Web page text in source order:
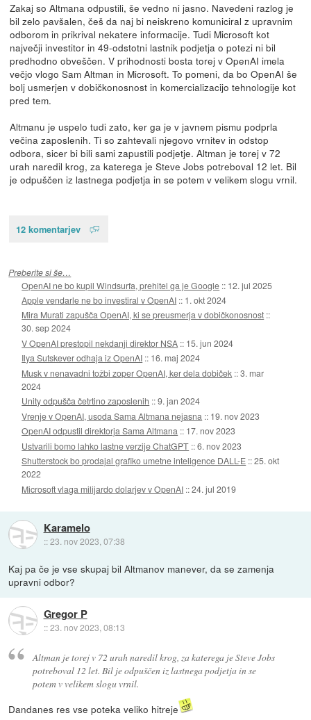
Zakaj so Altmana odpustili, še vedno ni jasno. Navedeni razlog je
bil zelo pavšalen, češ da naj bi neiskreno komuniciral z upravnim
odborom in prikrival nekatere informacije. Tudi Microsoft kot
največji investitor in 49-odstotni lastnik podjetja o potezi ni bil
predhodno obveščen. V prihodnosti bosta torej v OpenAI imela
večjo vlogo Sam Altman in Microsoft. To pomeni, da bo OpenAI še
bolj usmerjen v dobičkonosnost in komercializacijo tehnologije kot
pred tem.
Altmanu je uspelo tudi zato, ker ga je v javnem pismu podprla
večina zaposlenih. Ti so zahtevali njegovo vrnitev in odstop
odbora, sicer bi bili sami zapustili podjetje. Altman je torej v 72
urah naredil krog, za katerega je Steve Jobs potreboval 12 let. Bil
je odpuščen iz lastnega podjetja in se potem v velikem slogu vrnil.
12 komentarjev
Preberite si še…
OpenAI ne bo kupil Windsurfa, prehitel ga je Google :: 12. jul 2025
Apple vendarle ne bo investiral v OpenAI :: 1. okt 2024
Mira Murati zapušča OpenAI, ki se preusmerja v dobičkonosnost ::
30. sep 2024
V OpenAI prestopil nekdanji direktor NSA :: 15. jun 2024
Ilya Sutskever odhaja iz OpenAI :: 16. maj 2024
Musk v nenavadni tožbi zoper OpenAI, ker dela dobiček ::3. mar
2024
Unity odpušča četrtino zaposlenih ::9. jan 2024
Vrenje v OpenAI, usoda Sama Altmana nejasna :: 19. nov 2023
OpenAI odpustil direktorja Sama Altmana :: 17. nov 2023
Ustvarili bomo lahko lastne verzije ChatGPT ::6. nov 2023
Shutterstock bo prodajal grafiko umetne inteligence DALL-E ::25. okt
2022
Microsoft vlaga milijardo dolarjev v OpenAI ::24. jul 2019
Karamelo
::23. nov 2023, 07:38
Kaj pa če je vse skupaj bil Altmanov manever, da se zamenja
upravni odbor?
Gregor P
::23. nov 2023, 08:13
Altman je torej v 72 urah naredil krog, za katerega je Steve Jobs
potreboval 12 let. Bil je odpuščen iz lastnega podjetja in se
potem v velikem slogu vrnil.
Dandanes res vse poteka veliko hitreje